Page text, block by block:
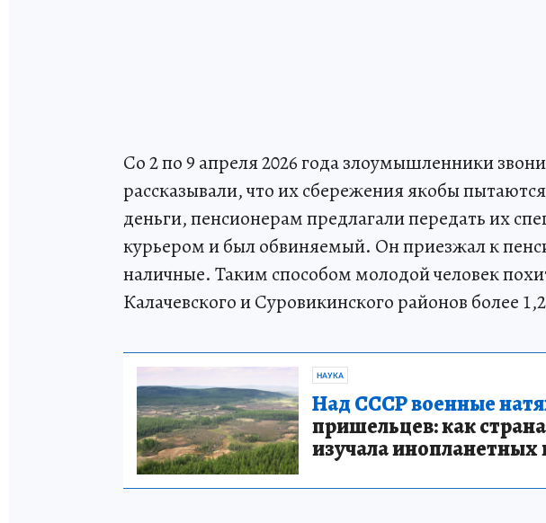
Со 2 по 9 апреля 2026 года злоумышленники
рассказывали, что их сбережения якобы
деньги, пенсионерам предлагали передать их
курьером и был обвиняемый. Он приезжал к
наличные. Таким способом молодой человек
Калачевского и Суровикинского районов более
НАУКА
Над СССР военные
пришельцев: как
изучала инопланетных